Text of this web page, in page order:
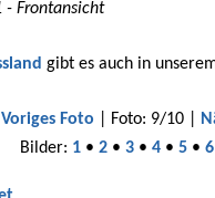
- Frontansicht
gibt es auch in
Foto | Foto: 9/10 |
Bilder: 1• 2• 3• 4• 5• 6